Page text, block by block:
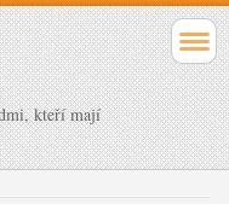
kteří mají